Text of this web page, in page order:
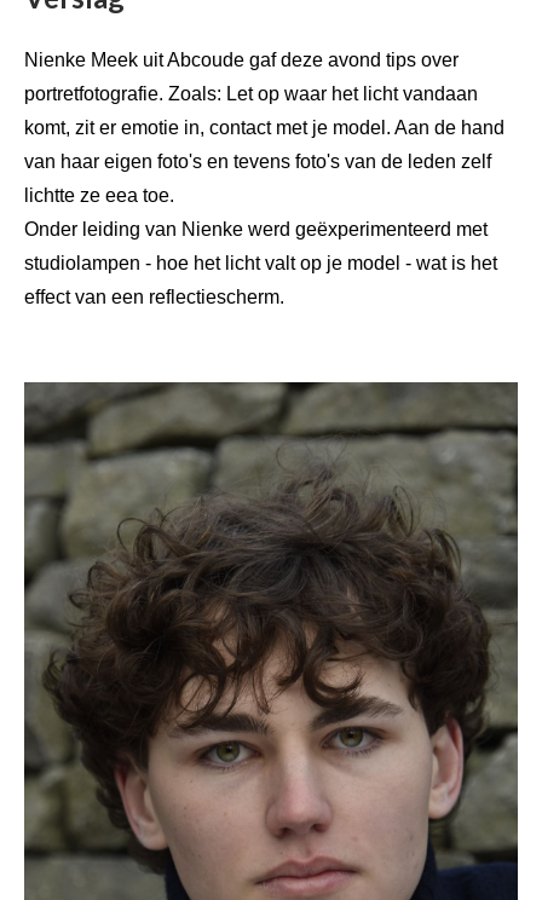
Nienke Meek uit Abcoude gaf deze avond tips over
portretfotografie. Zoals: Let op waar het licht vandaan
komt, zit er emotie in, contact met je model. Aan de hand
van haar eigen foto's en tevens foto's van de leden zelf
lichtte ze eea toe.
Onder leiding van Nienke werd geëxperimenteerd met
studiolampen - hoe het licht valt op je model - wat is het
effect van een reflectiescherm.